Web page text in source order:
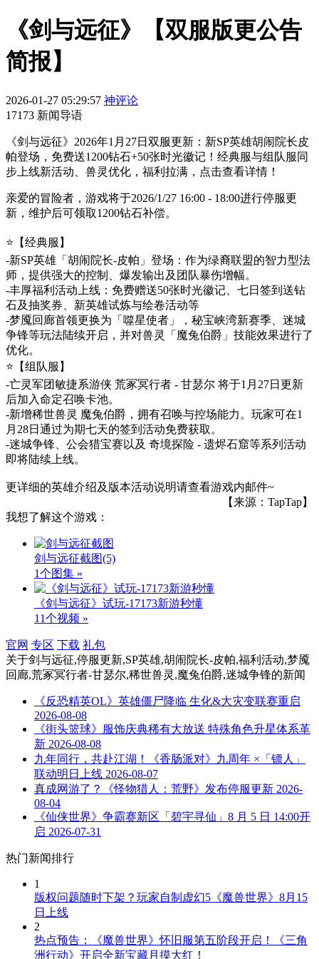
《剑与远征》【双服版更公告
简报】
2026-01-27 05:29:57 神评论
17173 新闻导语
《剑与远征》2026年1月27日双服更新：新SP英雄胡闹院长皮
帕登场，免费送1200钻石+50张时光徽记！经典服与组队服同
步上线新活动、兽灵优化，福利拉满，点击查看详情！
亲爱的冒险者，游戏将于2026/1/27 16:00 - 18:00进行停服更
新，维护后可领取1200钻石补偿。
⭐️【经典服】
-新SP英雄「胡闹院长-皮帕」登场：作为绿裔联盟的智力型法
师，提供强大的控制、爆发输出及团队暴伤增幅。
-丰厚福利活动上线：免费赠送50张时光徽记、七日签到送钻
石及抽奖券、新英雄试炼与绘卷活动等
-梦魇回廊首领更换为「噬星使者」，秘宝峡湾新赛季、迷城
争锋等玩法陆续开启，并对兽灵「魔兔伯爵」技能效果进行了
优化。
⭐️【组队服】
-亡灵军团敏捷系游侠 荒冢冥行者 - 甘瑟尔 将于1月27日更新
后加入命定召唤卡池。
-新增稀世兽灵 魔兔伯爵，拥有召唤与控场能力。玩家可在1
月28日通过为期七天的签到活动免费获取。
-迷城争锋、公会猎宝赛以及 奇境探险 - 遗烬石窟等系列活动
即将陆续上线。
更详细的英雄介绍及版本活动说明请查看游戏内邮件~
【来源：TapTap】
我想了解这个游戏：
剑与远征截图(5)
1个图集 »
《剑与远征》试玩-17173新游秒懂
11个视频 »
官网 专区 下载 礼包
关于剑与远征,停服更新,SP英雄,胡闹院长-皮帕,福利活动,梦魇
回廊,荒冢冥行者-甘瑟尔,稀世兽灵,魔兔伯爵,迷城争锋的新闻
《反恐精英OL》英雄僵尸降临 生化&大灾变联赛重启
2026-08-08
《街头篮球》服饰庆典稀有大放送 特殊角色升星体系革
新 2026-08-08
九年同行，共赴江湖！《香肠派对》九周年 ×「镖人」
联动明日上线 2026-08-07
真成网游了？《怪物猎人：荒野》发布停服更新 2026-
08-04
《仙侠世界》争霸赛新区「碧宇寻仙」8 月 5 日 14:00开
启 2026-07-31
热门新闻排行
1
版权问题随时下架？玩家自制虚幻5《魔兽世界》8月15
日上线
2
热点预告：《魔兽世界》怀旧服第五阶段开启！《三角
洲行动》开启全新宝藏月摸大红！